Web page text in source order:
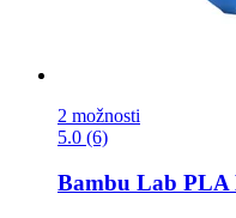
2 možnosti
5.0 (6)
Bambu Lab PLA